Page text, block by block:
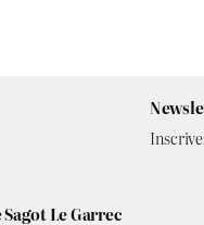
Le Garrec